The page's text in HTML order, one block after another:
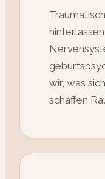
wir, was
schaffen